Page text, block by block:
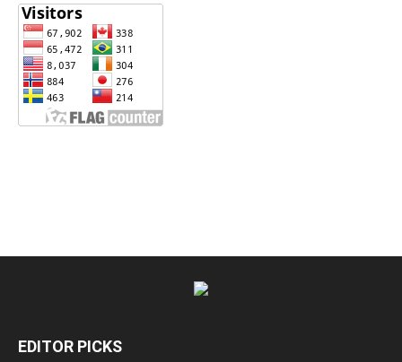
EDITOR PICKS